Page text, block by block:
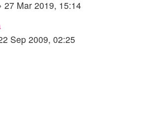
27 Mar 2019, 15:14
Sep 2009, 02:25